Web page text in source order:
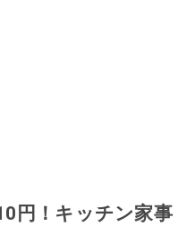
円！キッチン家事